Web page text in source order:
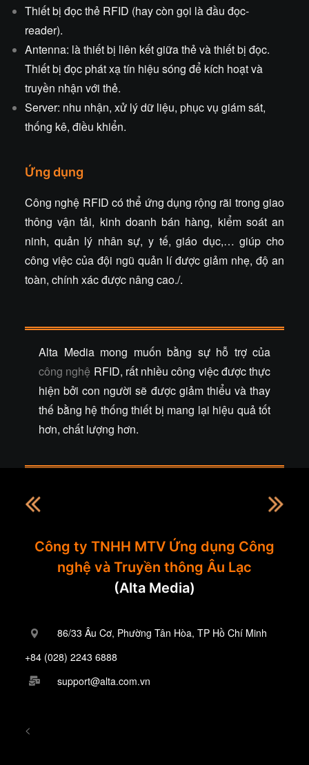
Thiết bị đọc thẻ RFID (hay còn gọi là đầu đọc-
reader).
Antenna: là thiết bị liên kết giữa thẻ và thiết bị đọc.
Thiết bị đọc phát xạ tín hiệu sóng để kích hoạt và
truyền nhận với thẻ.
Server: nhu nhận, xử lý dữ liệu, phục vụ giám sát,
thống kê, điều khiển.
Ứng dụng
Công nghệ RFID có thể ứng dụng rộng rãi trong giao
thông vận tải, kinh doanh bán hàng, kiểm soát an
ninh, quản lý nhân sự, y tế, giáo dục,… giúp cho
công việc của đội ngũ quản lí được giảm nhẹ, độ an
toàn, chính xác được nâng cao./.
Alta Media mong muốn bằng sự hỗ trợ của
công nghệ RFID, rất nhiều công việc được thực
hiện bởi con người sẽ được giảm thiểu và thay
thế bằng hệ thống thiết bị mang lại hiệu quả tốt
hơn, chất lượng hơn.
Công ty TNHH MTV Ứng dụng Công
nghệ và Truyền thông Âu Lạc
(Alta Media)
86/33 Âu Cơ, Phường Tân Hòa, TP Hồ Chí Minh
+84 (028) 2243 6888
support@alta.com.vn
<